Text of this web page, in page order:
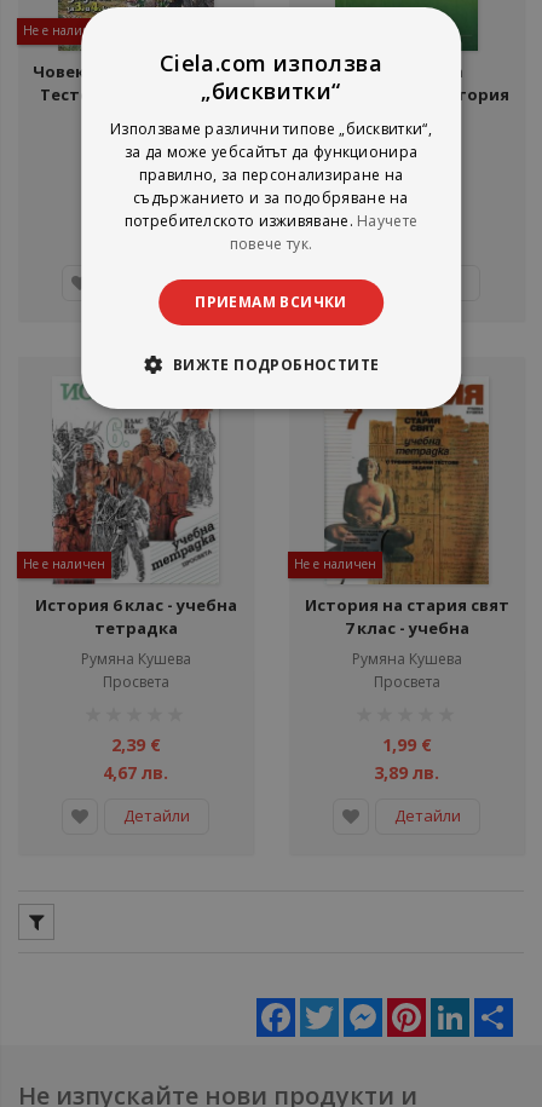
Не е наличен
Човекът и обществото:
Тестови задачи за 3. и
Румен Пенин
Булвест 2000
рейтинг:
2,45 €
Детайли
Методика на
обучението по история
Румяна Кушева
Парадигма
рейтинг:
1% 4,86 €
Не е наличен
История 6 клас - учебна
тетрадка
Румяна Кушева
Просвета
2,39 €
4,67 лв.
Детайли
Не е наличен
История на стария свят
7 клас - учебна
тетрадка с
тренировъчни тестови
задачи
Румяна Кушева
Просвета
1,99 €
3,89 лв.
Детайли
Facebook
Twitter MessengerPinterestLinkedIn
Не изпускайте нови продукти и
Ciela.com използва
„бисквитки“
Използваме различни типове „бисквитки“,
за да може уебсайтът да функционира
правилно, за персонализиране на
съдържанието и за подобряване на
потребителското изживяване. Научете
повече тук.
ПРИЕМАМ ВСИЧКИ
ВИЖТЕ ПОДРОБНОСТИТЕ